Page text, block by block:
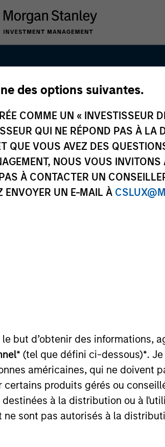
des options suivantes.
COMME UN « INVESTISSEUR
QUI NE RÉPOND PAS À LA
QUE VOUS AVEZ DES
NOUS VOUS
À CONTACTER UN
ENVOYER UN E-MAIL À
le but d’obtenir des informations,
(tel que défini ci-dessous)*.
américaines, qui ne doivent
produits gérés ou
à la distribution ou à
sont pas autorisés à la
Asia invests primarily in
in privately negotiated minority
in the Asia-Pacific region. We